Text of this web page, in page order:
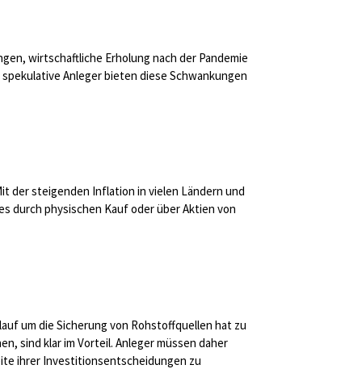
wirtschaftliche Erholung nach der Pandemie
Anleger bieten diese Schwankungen
der steigenden Inflation in vielen Ländern und
durch physischen Kauf oder über Aktien von
um die Sicherung von Rohstoffquellen hat zu
sind klar im Vorteil. Anleger müssen daher
ihrer Investitionsentscheidungen zu